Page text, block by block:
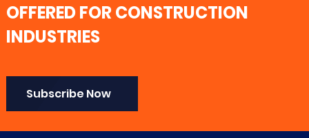
OFFERED FOR CONSTRUCTION
INDUSTRIES
Subscribe Now